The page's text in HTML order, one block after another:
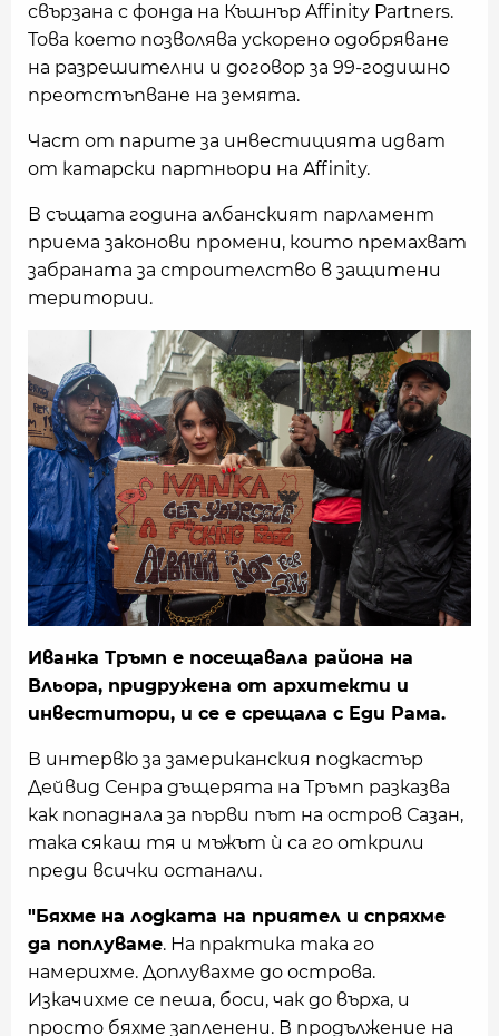
свързана с фонда на Къшнър Affinity Partners.
Това което позволява ускорено одобряване
на разрешителни и договор за 99-годишно
преотстъпване на земята.
Част от парите за инвестицията идват
от катарски партньори на Affinity.
В същата година албанският парламент
приема законови промени, които премахват
забраната за строителство в защитени
територии.
Иванка Тръмп е посещавала района на
Вльора, придружена от архитекти и
инвеститори, и се е срещала с Еди Рама.
В интервю за замериканския подкастър
Дейвид Сенра дъщерята на Тръмп разказва
как попаднала за първи път на остров Сазан,
така сякаш тя и мъжът ѝ са го открили
преди всички останали.
"Бяхме на лодката на приятел и спряхме
да поплуваме. На практика така го
намерихме. Доплувахме до острова.
Изкачихме се пеша, боси, чак до върха, и
просто бяхме запленени. В продължение на